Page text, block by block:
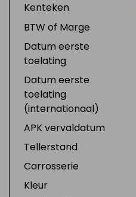
Kenteken
BTW of Marge
Datum eerste
toelating
Datum eerste
toelating
(internationaal)
APK vervaldatum
Tellerstand
Carrosserie
Kleur